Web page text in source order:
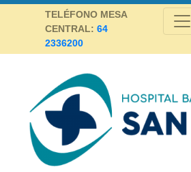
Skip
TELÉFONO MESA
CENTRAL: 64
2336200